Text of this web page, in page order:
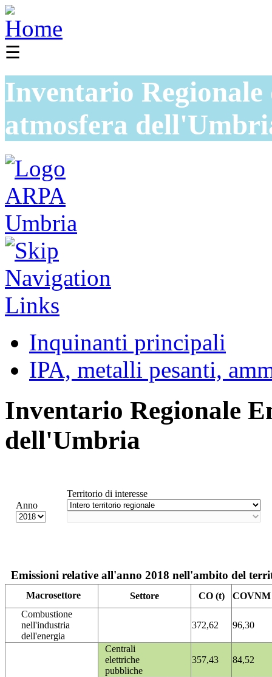
☰
Inventario
atmosfera
Inquinanti principali
IPA, metalli pesanti,
Inventario Regionale
dell'Umbria
Anno
Territorio di interesse
Emissioni relative all'anno 2018 nell'ambito del
Macrosettore Settore CO (t)
COVNM
Combustione
nell'industria
dell'energia
372,62 96,30
Centrali
elettriche
pubbliche
357,43 84,52